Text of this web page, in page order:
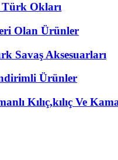
Türk Okları
Olan Ürünler
Savaş Aksesuarları
Ürünler
Kılıç,kılıç Ve